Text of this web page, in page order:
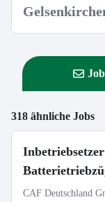
318 ähnliche Jobs
CAF Deutschland